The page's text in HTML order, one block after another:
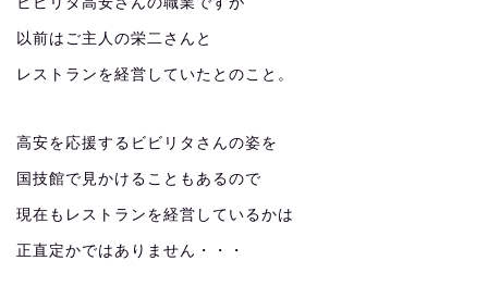
以前はご主人の栄二さんと
レストランを経営していたとのこと。
高安を応援するビビリタさんの姿を
国技館で見かけることもあるので
現在もレストランを経営しているかは
正直定かではありません・・・